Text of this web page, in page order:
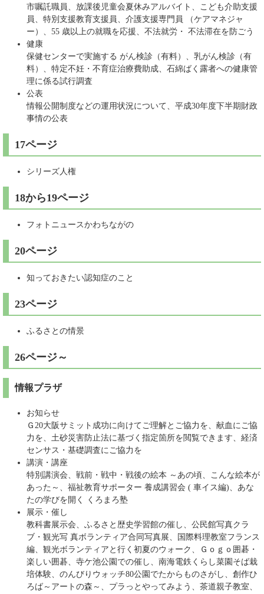
市嘱託職員、放課後児童会夏休みアルバイト、こども介助支援
員、特別支援教育支援員、介護支援専門員 （ケアマネジャ
ー）、55 歳以上の就職を応援、不法就労・ 不法滞在を防ごう
健康
保健センターで実施する がん検診（有料）、乳がん検診（有
料）、特定不妊・不育症治療費助成、石綿ばく露者への健康管
理に係る試行調査
公表
情報公開制度などの運用状況について、平成30年度下半期財政
事情の公表
17ページ
シリーズ人権
18から19ページ
フォトニュースかわちながの
20ページ
知っておきたい認知症のこと
23ページ
ふるさとの情景
26ページ～
情報プラザ
お知らせ
Ｇ20大阪サミット成功に向けてご理解とご協力を、献血にご協
力を、土砂災害防止法に基づく指定箇所を閲覧できます、経済
センサス・基礎調査にご協力を
講演・講座
特別講演会、戦前・戦中・戦後の絵本 ～あの頃、こんな絵本が
あった～、福祉教育サポーター 養成講習会 ( 車イス編)、あな
たの学びを開く くろまろ塾
展示・催し
教科書展示会、ふるさと歴史学習館の催し、公民館写真クラ
ブ・観光写 真ボランティア合同写真展、国際料理教室フランス
編、観光ボランティアと行く初夏のウォーク、Ｇｏｇｏ囲碁・
楽しい囲碁、寺ケ池公園での催し、南海電鉄くらし菜園そば栽
培体験、のんびりウォッチ80公園でたからものさがし、創作ひ
ろば～アートの森～、プラっとやってみよう、茶道親子教室、